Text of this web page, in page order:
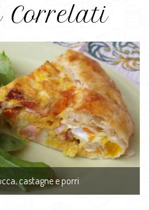
castagne e porri